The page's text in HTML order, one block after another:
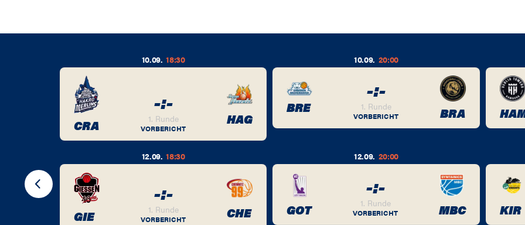
BER
10.09. 18:30
CRA
-:-
1. Runde
VORBERICHT
HAG
10.09. 20:00
BRE
-:-
1. Runde
VORBERICHT BRA
12.09. 18:30
GIE
-:-
1. Runde
VORBERICHT CHE
12.09. 20:00
GOT
-:-
1. Runde
VORBERICHT MBC KIR